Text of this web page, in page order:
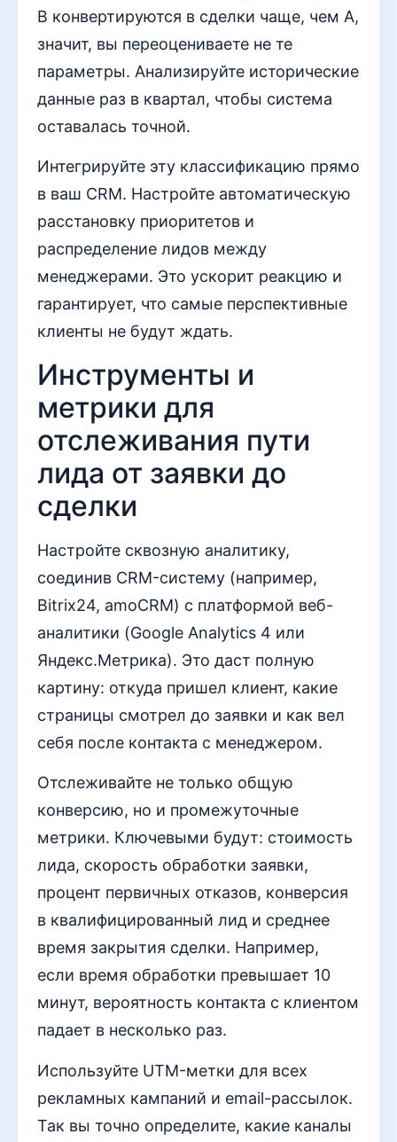
B конвертируются в сделки чаще, чем A,
значит, вы переоцениваете не те
параметры. Анализируйте исторические
данные раз в квартал, чтобы система
оставалась точной.
Интегрируйте эту классификацию прямо
в ваш CRM. Настройте автоматическую
расстановку приоритетов и
распределение лидов между
менеджерами. Это ускорит реакцию и
гарантирует, что самые перспективные
клиенты не будут ждать.
Инструменты и
метрики для
отслеживания пути
лида от заявки до
сделки
Настройте сквозную аналитику,
соединив CRM-систему (например,
Bitrix24, amoCRM) с платформой веб-
аналитики (Google Analytics 4 или
Яндекс.Метрика). Это даст полную
картину: откуда пришел клиент, какие
страницы смотрел до заявки и как вел
себя после контакта с менеджером.
Отслеживайте не только общую
конверсию, но и промежуточные
метрики. Ключевыми будут: стоимость
лида, скорость обработки заявки,
процент первичных отказов, конверсия
в квалифицированный лид и среднее
время закрытия сделки. Например,
если время обработки превышает 10
минут, вероятность контакта с клиентом
падает в несколько раз.
Используйте UTM-метки для всех
рекламных кампаний и email-рассылок.
Так вы точно определите, какие каналы